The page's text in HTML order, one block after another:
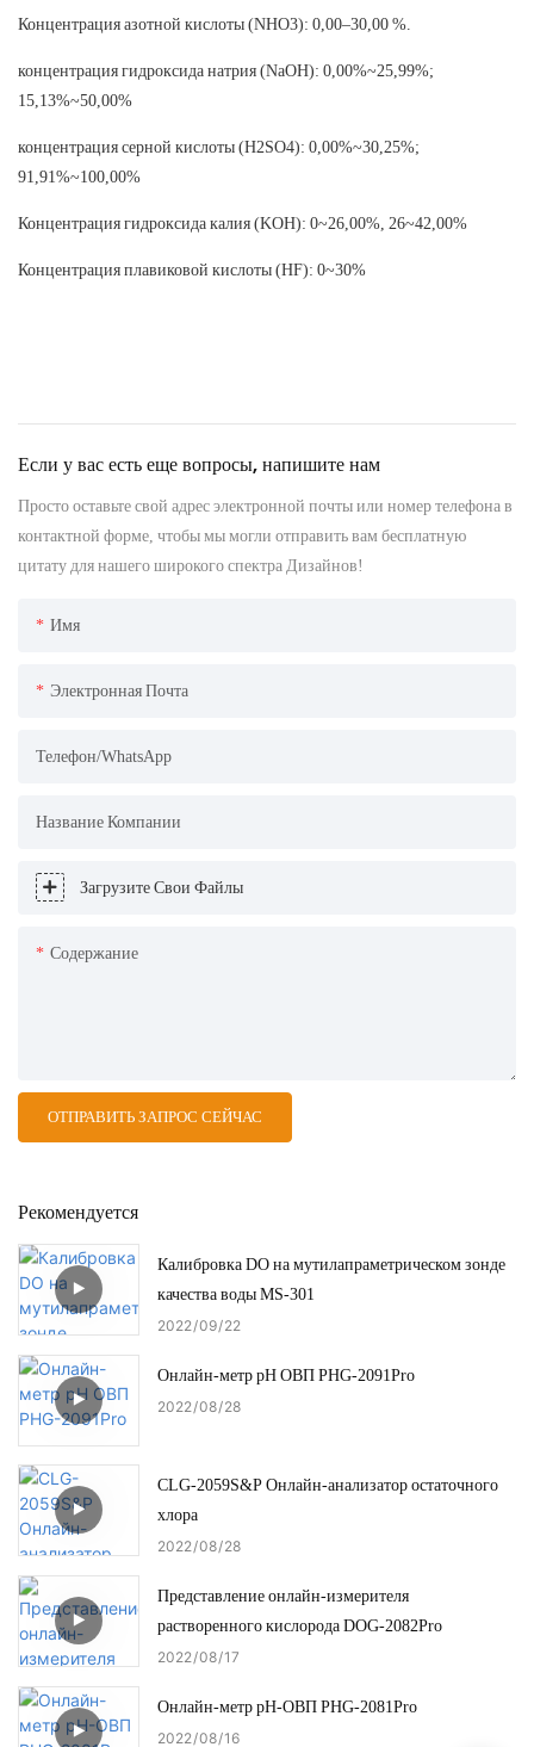
Концентрация азотной кислоты (NHO3): 0,00–30,00 %.
концентрация гидроксида натрия (NaOH): 0,00%~25,99%;
15,13%~50,00%
концентрация серной кислоты (H2SO4): 0,00%~30,25%;
91,91%~100,00%
Концентрация гидроксида калия (KOH): 0~26,00%, 26~42,00%
Концентрация плавиковой кислоты (HF): 0~30%
Если у вас есть еще вопросы, напишите нам
Просто оставьте свой адрес электронной почты или номер телефона в
контактной форме, чтобы мы могли отправить вам бесплатную
цитату для нашего широкого спектра Дизайнов!
Имя
Электронная Почта
Телефон/WhatsApp
Название Компании
Загрузите Свои Файлы
Содержание
ОТПРАВИТЬ ЗАПРОС СЕЙЧАС
Рекомендуется
Калибровка DO на мутилапраметрическом зонде
качества воды MS-301
2022 09 22
Онлайн-метр pH ОВП PHG-2091Pro
2022 08 28
CLG-2059S&P Онлайн-анализатор остаточного
хлора
2022 08 28
Представление онлайн-измерителя
растворенного кислорода DOG-2082Pro
2022 08 17
Онлайн-метр pH-ОВП PHG-2081Pro
2022 08 16